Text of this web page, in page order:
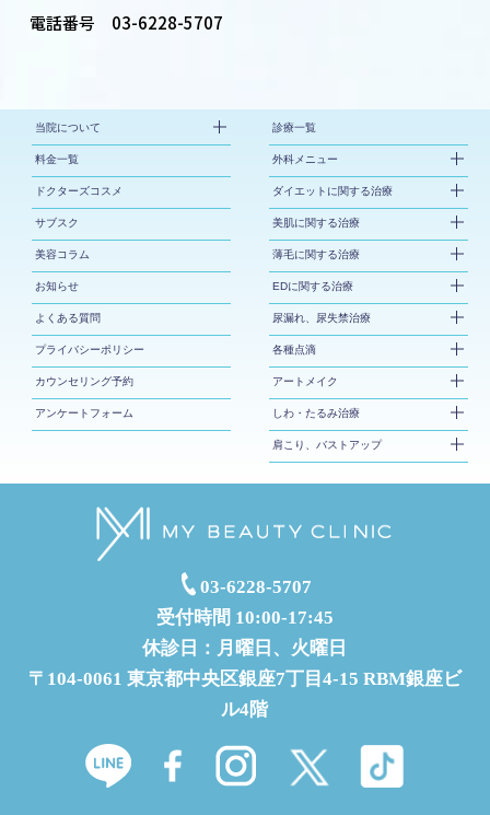
電話番号 03-6228-5707
当院について
料金一覧
ドクターズコスメ
サブスク
美容コラム
お知らせ
よくある質問
プライバシーポリシー
カウンセリング予約
アンケートフォーム
診療一覧
外科メニュー
ダイエットに関する治療
美肌に関する治療
薄毛に関する治療
EDに関する治療
尿漏れ、尿失禁治療
各種点滴
アートメイク
しわ・たるみ治療
肩こり、バストアップ
03-6228-5707
受付時間 10:00-17:45
休診日：月曜日、火曜日
〒104-0061 東京都中央区銀座7丁目4-15 RBM銀座ビ
ル4階